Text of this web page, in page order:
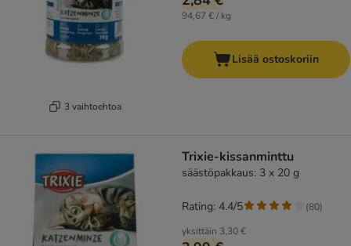
3 vaihtoehtoa
94,67 € / kg
Lisää ostoskoriin
Trixie-kissanminttu
säästöpakkaus: 3 x 20 g
yksittäin 3,30 €
Rating: 4.4/5 (80)